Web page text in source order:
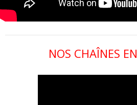
NOS CHAÎNES EN